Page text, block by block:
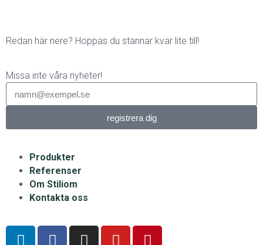
Redan här nere? Hoppas du stannar kvar lite till!
Missa inte våra nyheter!
registrera dig
Produkter
Referenser
Om Stiliom
Kontakta oss